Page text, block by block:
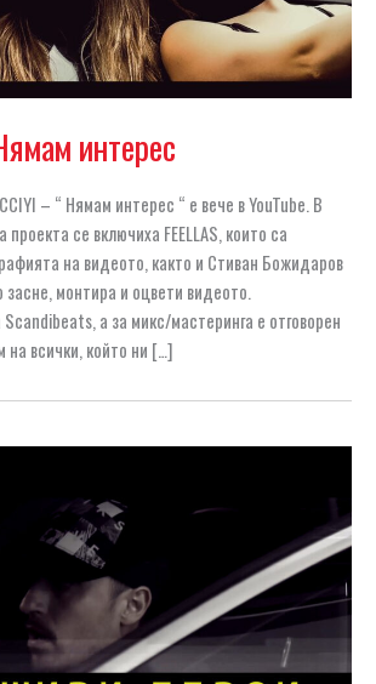
интерес
– “ Нямам интерес “ е вече в YouTube. В
се включиха FEELLAS, които са
на видеото, както и Стиван Божидаров
засне, монтира и оцвети видеото.
a за микс/мастеринга е отговорен
на всички, който ни […]